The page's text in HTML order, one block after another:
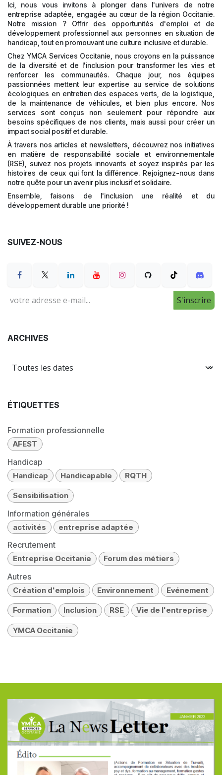
Ici, nous vous invitons à plonger dans l'univers de notre
entreprise adaptée, engagée au cœur de la région Occitanie.
Notre mission ? Offrir des opportunités d'emploi et de
développement professionnel aux personnes en situation de
handicap, tout en promouvant une culture inclusive et durable.
Chez YMCA Services Occitanie, nous croyons en la puissance
de la diversité et de l'inclusion pour transformer les vies et
renforcer les communautés. Chaque jour, nos équipes
passionnées mettent leur expertise au service de solutions
écologiques en entretien des espaces verts, de la logistique,
de la maintenance de véhicules, et bien plus encore. Nos
services sont conçus non seulement pour répondre aux
besoins spécifiques de nos clients, mais aussi pour créer un
impact social positif et durable.
À travers nos articles et newsletters, découvrez nos initiatives
en matière de responsabilité sociale et environnementale
(RSE), suivez nos projets innovants et soyez inspirés par les
histoires de ceux qui font la différence. Rejoignez-nous dans
notre quête pour un avenir plus inclusif et solidaire.
Ensemble, faisons de l'inclusion une réalité et du
développement durable une priorité !
SUIVEZ-NOUS
S'inscrire
ARCHIVES
ÉTIQUETTES
Formation professionnelle
AFEST
Handicap
Handicap Handicapable RQTH
Sensibilisation
Information générales
activités entreprise adaptée
Recrutement
Entreprise Occitanie Forum des métiers
Autres
Création d'emplois Environnement Evénement
Formation Inclusion RSE Vie de l'entreprise
YMCA Occitanie